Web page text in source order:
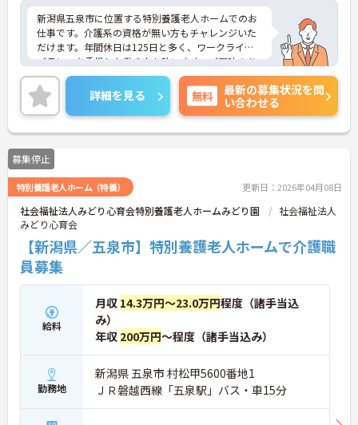
新潟県五泉市に位置する特別養護老人ホームでのお
仕事です。介護系の資格が無い方もチャレンジいた
だけます。年間休日は125日と多く、ワークライフ
バランスを重視した働き方も叶います。ご興味のあ
る方には、面接対策ポイントなど、さらに詳細をお
話ししますのでお気軽にご相談ください！
詳細を見る 無料
最新の募集状況を問
い合わせる
募集停止
特別養護老人ホーム（特養） 更新日：2026年04月08日
社会福祉法人みどり心育会特別養護老人ホームみどり園
社会福祉法人
みどり心育会
【新潟県／五泉市】特別養護老人ホームで介護職
員募集
給料
月収 14.3万円～23.0万円程度（諸手当込
み）
年収 200万円～程度（諸手当込み）
勤務地
新潟県 五泉市 村松甲5600番地1
ＪＲ磐越西線「五泉駅」バス・車15分